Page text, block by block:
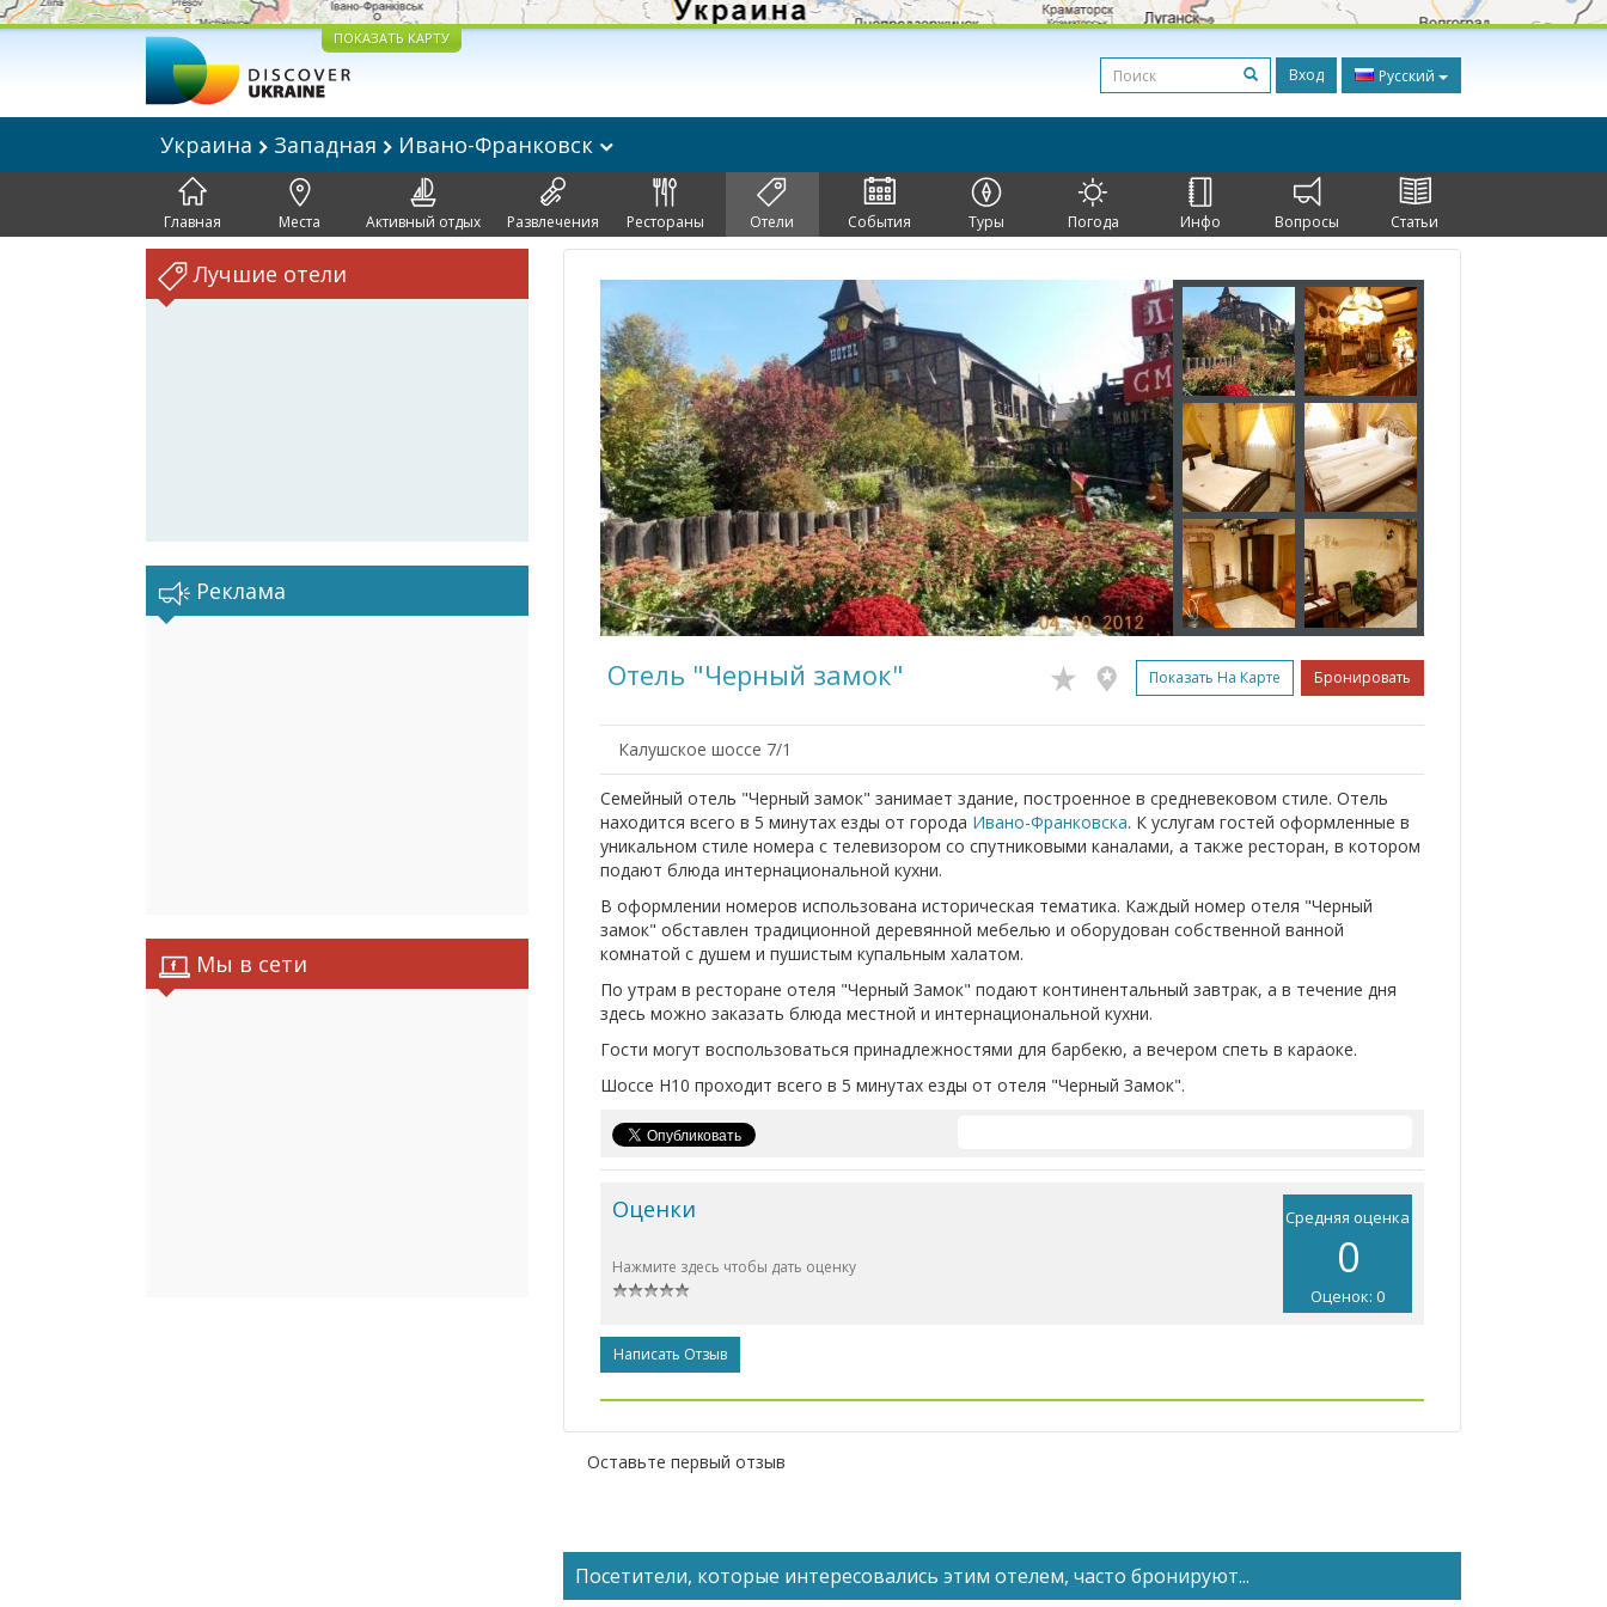
ПОКАЗАТЬ КАРТУ
Вход Русский
Украина Западная Ивано-Франковск
Главная Места Активный отдых Развлечения Рестораны Отели События Туры Погода Инфо Вопросы Статьи
Лучшие отели
Реклама
Мы в сети
Отель "Черный замок" Показать На Карте Бронировать
Калушское шоссе 7/1
Семейный отель "Черный замок" занимает здание, построенное в средневековом стиле. Отель
находится всего в 5 минутах езды от города Ивано-Франковска. К услугам гостей оформленные в
уникальном стиле номера с телевизором со спутниковыми каналами, а также ресторан, в котором
подают блюда интернациональной кухни.
В оформлении номеров использована историческая тематика. Каждый номер отеля "Черный
замок" обставлен традиционной деревянной мебелью и оборудован собственной ванной
комнатой с душем и пушистым купальным халатом.
По утрам в ресторане отеля "Черный Замок" подают континентальный завтрак, а в течение дня
здесь можно заказать блюда местной и интернациональной кухни.
Гости могут воспользоваться принадлежностями для барбекю, а вечером спеть в караоке.
Шоссе Н10 проходит всего в 5 минутах езды от отеля "Черный Замок".
Средняя оценка
0
Оценок: 0
Оценки
Нажмите здесь чтобы дать оценку
Написать Отзыв
Оставьте первый отзыв
Посетители, которые интересовались этим отелем, часто бронируют...